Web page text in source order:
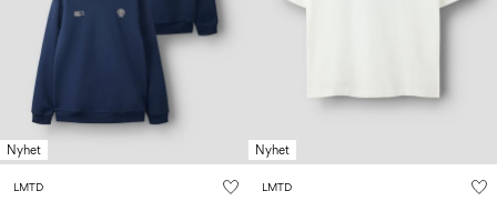
Nyhet
LMTD
Nyhet
LMTD